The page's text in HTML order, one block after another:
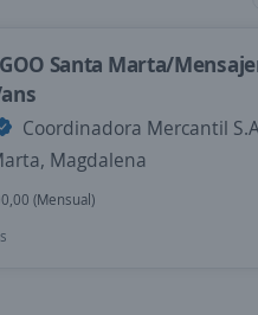
Santa Marta/
Coordinadora Mercantil
Magdalena
(Mensual)